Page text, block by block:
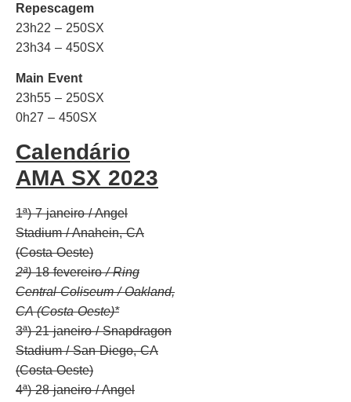
Repescagem
23h22 – 250SX
23h34 – 450SX
Main Event
23h55 – 250SX
0h27 – 450SX
Calendário
AMA SX 2023
1ª) 7 janeiro / Angel
Stadium / Anahein, CA
(Costa Oeste)
2ª)18 fevereiro/ Ring
Central Coliseum / Oakland,
CA (Costa Oeste)*
3ª) 21 janeiro / Snapdragon
Stadium / San Diego, CA
(Costa Oeste)
4ª) 28 janeiro / Angel